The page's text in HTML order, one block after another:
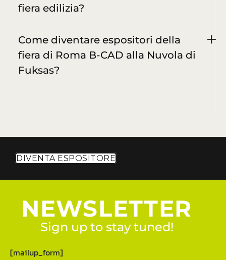
fiera edilizia?
Come diventare espositori della
fiera di Roma B-CAD alla Nuvola di
Fuksas?
DIVENTA ESPOSITORE
NEWSLETTER
Sign up to stay tuned!
[mailup_form]